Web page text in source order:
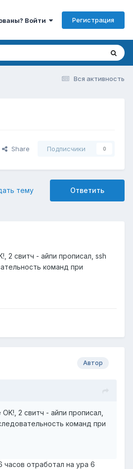
Войти Регистрация
Вся активность
Share Подписчики 0
Ответить
тему
2 свитч - айпи прописал, ssh
команд при
Автор
2 свитч - айпи прописал,
команд при
часов отработал на ура 6